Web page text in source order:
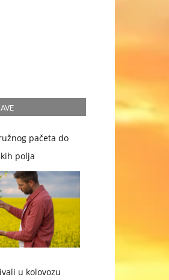
pačeta do
polja
u kolovozu